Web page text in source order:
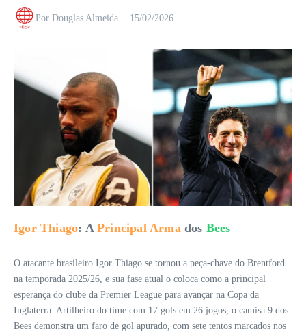
Por Douglas Almeida 15/02/2026
Igor Thiago: APrincipal Armados Bees
O atacante brasileiro Igor Thiago se tornou a peça-chave do Brentford
na temporada 2025/26, e sua fase atual o coloca como a principal
esperança do clube da Premier League para avançar na Copa da
Inglaterra. Artilheiro do time com 17 gols em 26 jogos, o camisa 9 dos
Bees demonstra um faro de gol apurado, com sete tentos marcados nos